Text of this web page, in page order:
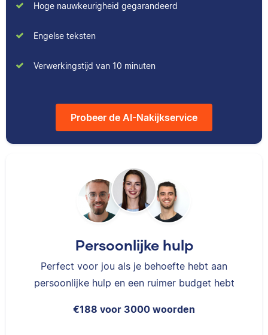
Hoge nauwkeurigheid gegarandeerd
Engelse teksten
Verwerkingstijd van 10 minuten
Probeer de AI-Nakijkservice
Persoonlijke hulp
Perfect voor jou als je behoefte hebt aan
persoonlijke hulp en een ruimer budget hebt
€188 voor 3000 woorden